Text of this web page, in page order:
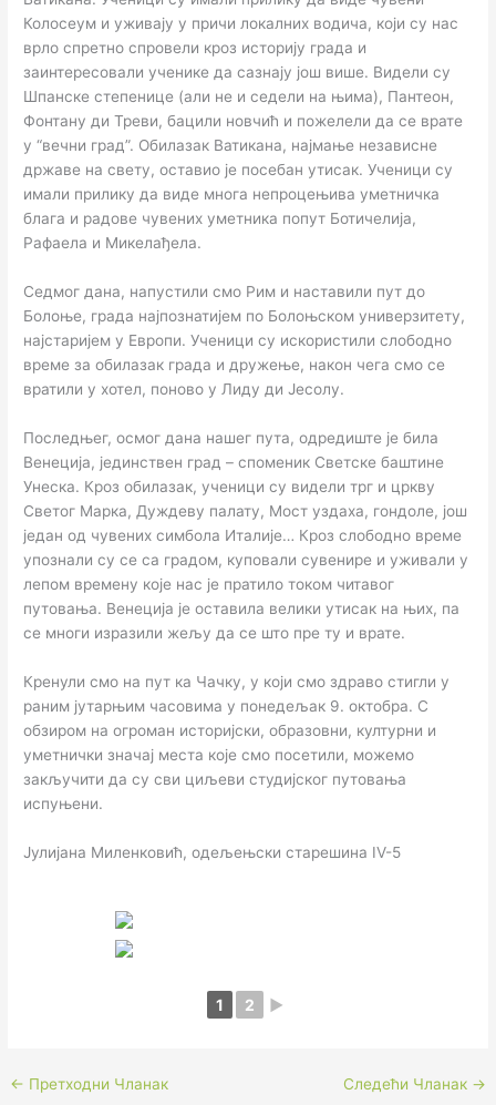
Колосеум и уживају у причи локалних водича, који су нас
врло спретно спровели кроз историју града и
заинтересовали ученике да сазнају још више. Видели су
Шпанске степенице (али не и седели на њима), Пантеон,
Фонтану ди Треви, бацили новчић и пожелели да се врате
у “вечни град”. Обилазак Ватикана, најмање независне
државе на свету, оставио је посебан утисак. Ученици су
имали прилику да виде многа непроцењива уметничка
блага и радове чувених уметника попут Ботичелија,
Рафаела и Микелађела.
Седмог дана, напустили смо Рим и наставили пут до
Болоње, града најпознатијем по Болоњском универзитету,
најстаријем у Европи. Ученици су искористили слободно
време за обилазак града и дружење, након чега смо се
вратили у хотел, поново у Лиду ди Јесолу.
Последњег, осмог дана нашег пута, одредиште је била
Венеција, јединствен град – споменик Светске баштине
Унеска. Кроз обилазак, ученици су видели трг и цркву
Светог Марка, Дуждеву палату, Мост уздаха, гондоле, још
један од чувених симбола Италије… Кроз слободно време
упознали су се са градом, куповали сувенире и уживали у
лепом времену које нас је пратило током читавог
путовања. Венеција је оставила велики утисак на њих, па
се многи изразили жељу да се што пре ту и врате.
Кренули смо на пут ка Чачку, у који смо здраво стигли у
раним јутарњим часовима у понедељак 9. октобра. С
обзиром на огроман историјски, образовни, културни и
уметнички значај места које смо посетили, можемо
закључити да су сви циљеви студијског путовања
испуњени.
Јулијана Миленковић, одељењски старешина IV-5
1 2 ►
← Претходни Чланак Следећи Чланак →